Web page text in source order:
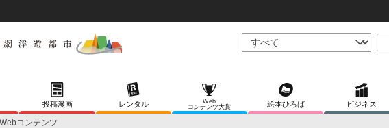
投稿漫画 レンタル
Web
コンテンツ大賞
絵本ひろば ビジネス
Webコンテンツ